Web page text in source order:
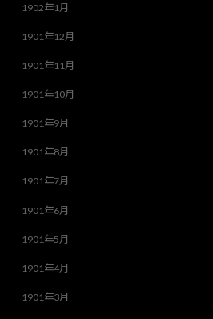
1902年1月
1901年12月
1901年11月
1901年10月
1901年9月
1901年8月
1901年7月
1901年6月
1901年5月
1901年4月
1901年3月